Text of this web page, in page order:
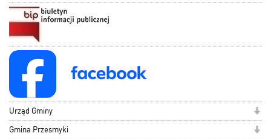
Urząd Gminy
Gmina Przesmyki